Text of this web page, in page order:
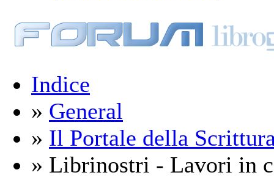
Indice
» General
» Il Portale della
» Librinostri - Lavori in